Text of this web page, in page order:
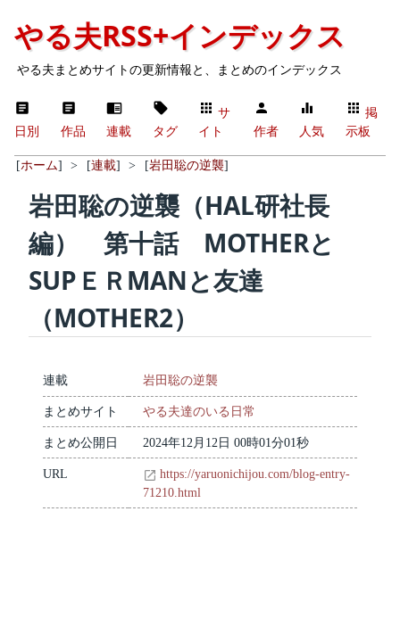
やる夫RSS+インデックス
やる夫まとめサイトの更新情報と、まとめのインデックス
日別 作品 連載 タグ
サ
イト
作者 人気
掲
示板
[ホーム] > [連載] > [岩田聡の逆襲]
岩田聡の逆襲（HAL研社長
編） 第十話 MOTHERと
SUPＥＲMANと友達
（MOTHER2）
連載 岩田聡の逆襲
まとめサイト やる夫達のいる日常
まとめ公開日 2024年12月12日 00時01分01秒
URL
https://yaruonichijou.com/blog-entry-
71210.html